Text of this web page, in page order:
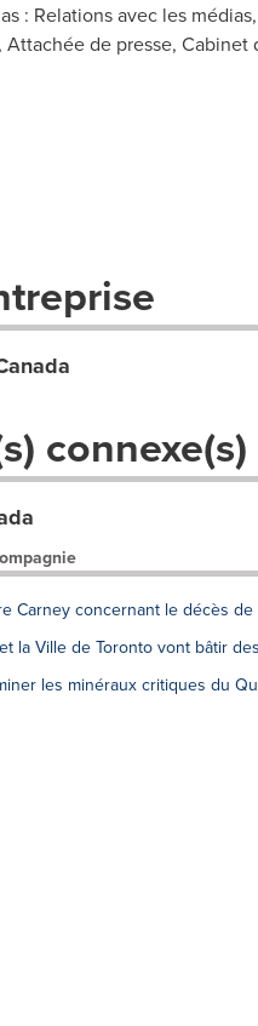
: Relations avec les
Attachée de presse,
connexe(s)
Carney concernant le décès
la Ville de Toronto vont bâtir
les minéraux critiques du